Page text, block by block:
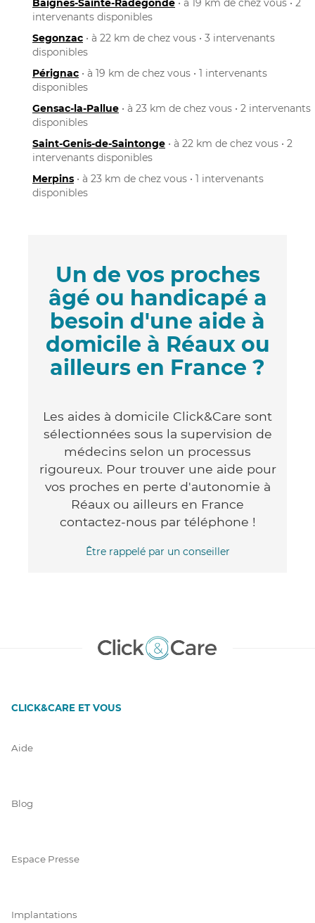
Baignes-Sainte-Radegonde • à 19 km de chez vous • 2
intervenants disponibles
Segonzac • à 22 km de chez vous • 3 intervenants
disponibles
Pérignac • à 19 km de chez vous • 1 intervenants
disponibles
Gensac-la-Pallue • à 23 km de chez vous • 2 intervenants
disponibles
Saint-Genis-de-Saintonge • à 22 km de chez vous • 2
intervenants disponibles
Merpins • à 23 km de chez vous • 1 intervenants
disponibles
Un de vos proches
âgé ou handicapé a
besoin d'une aide à
domicile à Réaux ou
ailleurs en France ?
Les aides à domicile Click&Care sont
sélectionnées sous la supervision de
médecins selon un processus
rigoureux. Pour trouver une aide pour
vos proches en perte d'autonomie à
Réaux ou ailleurs en France
contactez-nous par téléphone !
Être rappelé par un conseiller
CLICK&CARE ET VOUS
Aide
Blog
Espace Presse
Implantations